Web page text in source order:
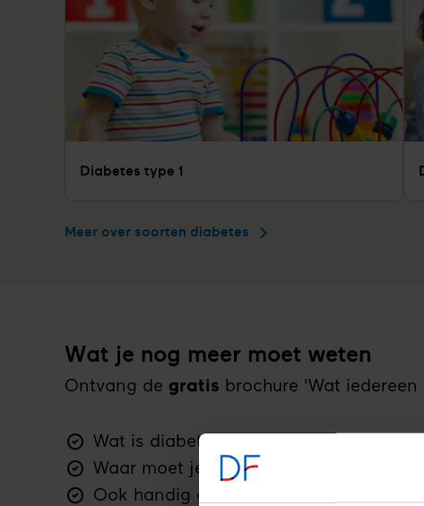
Diabetes type 1
Meer over soorten diabetes
Wat je nog meer moet weten
Ontvang de gratis brochure 'Wat
Wat is diabetes
Waar moet je op letten
Ook handig om aan anderen te laten